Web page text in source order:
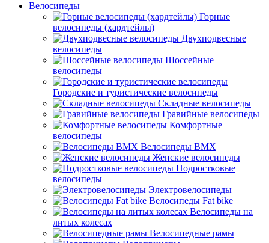
Велосипеды
Горные
велосипеды (хардтейлы)
Двухподвесные
велосипеды
Шоссейные
велосипеды
Городские и туристические велосипеды
Складные велосипеды
Гравийные велосипеды
Комфортные
велосипеды
Велосипеды BMX
Женские велосипеды
Подростковые
велосипеды
Электровелосипеды
Велосипеды Fat bike
Велосипеды на
литых колесах
Велосипедные рамы